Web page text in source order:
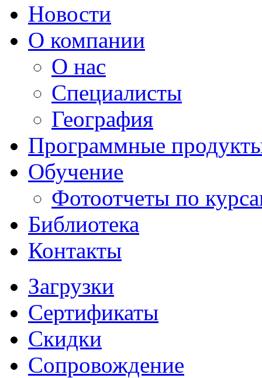
Новости
О компании
О нас
Специалисты
География
Программные
Обучение
Фотоотчеты по
Библиотека
Контакты
Загрузки
Сертификаты
Скидки
Сопровождение